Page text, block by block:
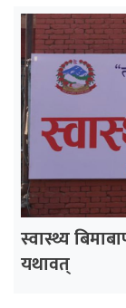
स्वास्थ्य
यथावत्